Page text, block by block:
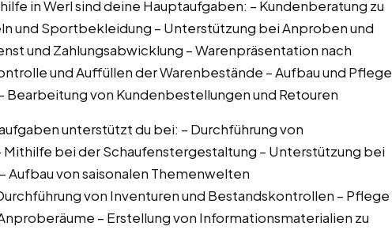
in Werl sind deine Hauptaufgaben: – Kundenberatung zu
und Sportbekleidung – Unterstützung bei Anproben und
und Zahlungsabwicklung – Warenpräsentation nach
und Auffüllen der Warenbestände – Aufbau und Pflege
von Kundenbestellungen und Retouren
unterstützt du bei: – Durchführung von
bei der Schaufenstergestaltung – Unterstützung bei
Aufbau von saisonalen Themenwelten
von Inventuren und Bestandskontrollen – Pflege
– Erstellung von Informationsmaterialien zu